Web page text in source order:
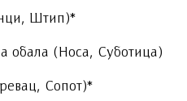
Штип)*
обала (Носа, Суботица)
Сопот)*